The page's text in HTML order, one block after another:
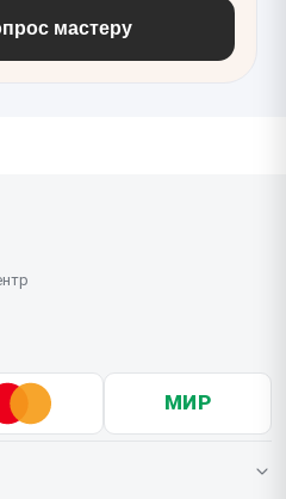
мастеру
МИР